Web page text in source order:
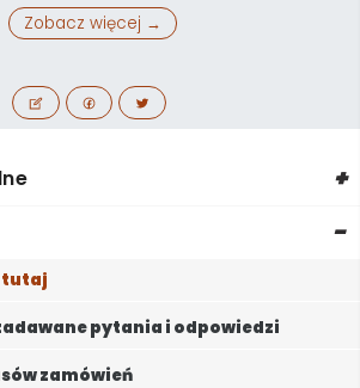
Zobacz więcej →
+
-
tutaj
pytania i odpowiedzi
zamówień